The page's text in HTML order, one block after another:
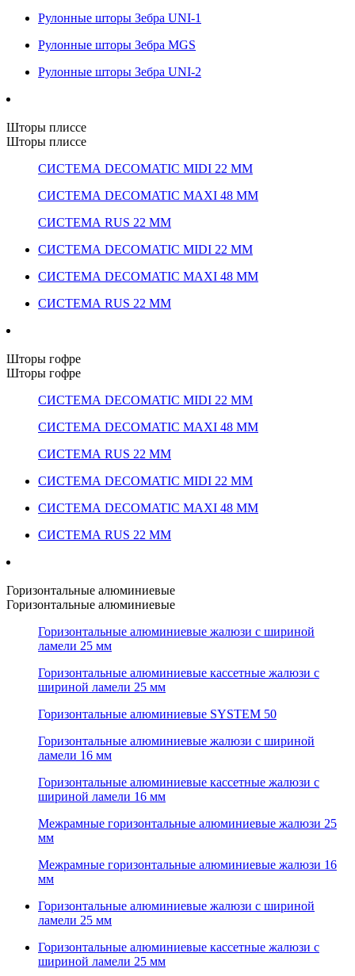
Рулонные шторы Зебра UNI-1
Рулонные шторы Зебра MGS
Рулонные шторы Зебра UNI-2
Шторы плиссе
Шторы плиссе
СИСТЕМА DECOMATIC MIDI 22 ММ
СИСТЕМА DECOMATIC MAXI 48 ММ
СИСТЕМА RUS 22 ММ
СИСТЕМА DECOMATIC MIDI 22 ММ
СИСТЕМА DECOMATIC MAXI 48 ММ
СИСТЕМА RUS 22 ММ
Шторы гофре
Шторы гофре
СИСТЕМА DECOMATIC MIDI 22 ММ
СИСТЕМА DECOMATIC MAXI 48 ММ
СИСТЕМА RUS 22 ММ
СИСТЕМА DECOMATIC MIDI 22 ММ
СИСТЕМА DECOMATIC MAXI 48 ММ
СИСТЕМА RUS 22 ММ
Горизонтальные алюминиевые
Горизонтальные алюминиевые
Горизонтальные алюминиевые жалюзи с шириной
ламели 25 мм
Горизонтальные алюминиевые кассетные жалюзи с
шириной ламели 25 мм
Горизонтальные алюминиевые SYSTEM 50
Горизонтальные алюминиевые жалюзи с шириной
ламели 16 мм
Горизонтальные алюминиевые кассетные жалюзи с
шириной ламели 16 мм
Межрамные горизонтальные алюминиевые жалюзи 25
мм
Межрамные горизонтальные алюминиевые жалюзи 16
мм
Горизонтальные алюминиевые жалюзи с шириной
ламели 25 мм
Горизонтальные алюминиевые кассетные жалюзи с
шириной ламели 25 мм